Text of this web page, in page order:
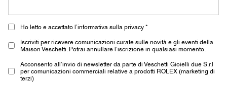
Ho letto e accettato l’informativa sulla privacy *
Iscriviti per ricevere comunicazioni curate sulle novità e gli eventi della
Maison Veschetti. Potrai annullare l’iscrizione in qualsiasi momento.
Acconsento all’invio di newsletter da parte di Veschetti Gioielli due S.r.l
per comunicazioni commerciali relative a prodotti ROLEX (marketing di
terzi)